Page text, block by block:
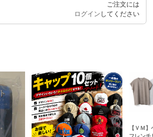
ご注文には
ログイン してください
【ＶＭ